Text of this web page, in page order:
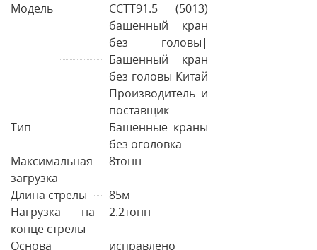
Модель
CCTT91.5 (5013)
башенный кран
без головы|
Башенный кран
без головы Китай
Производитель и
поставщик
Тип
Башенные краны
без оголовка
Максимальная
загрузка
8тонн
Длина стрелы
85м
Нагрузка на
конце стрелы
2.2тонн
Основа
исправлено